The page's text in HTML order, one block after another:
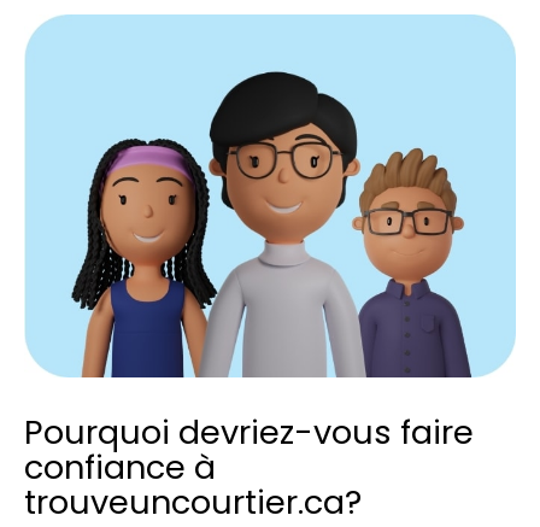
Pourquoi devriez-vous faire
confiance à
trouveuncourtier.ca?